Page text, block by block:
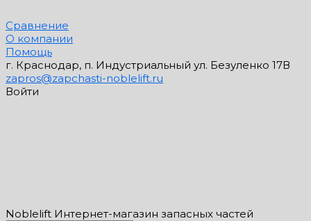
Сравнение
О компании
Помощь
г. Краснодар, п. Индустриальный ул. Безуленко 17В
zapros@zapchasti-noblelift.ru
Войти
Noblelift Интернет-магазин запасных частей